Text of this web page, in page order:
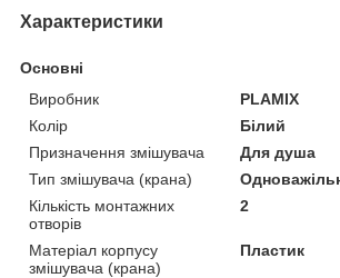
Характеристики
Основні
Виробник
PLAMIX
Колір
Білий
Призначення змішувача
Для душа
Тип змішувача (крана)
Кількість монтажних
отворів
2
Матеріал корпусу
змішувача (крана)
Пластик